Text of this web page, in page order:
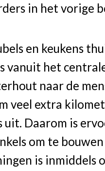
in het vorige
en keukens
vanuit het
naar de
veel extra
Daarom is
om te
is inmiddels